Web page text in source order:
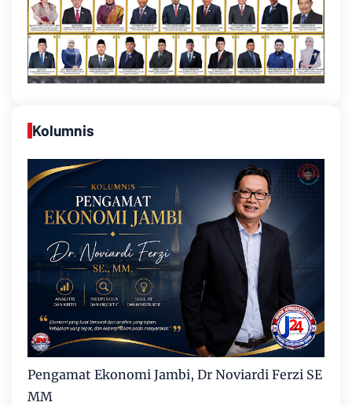
Kolumnis
Pengamat Ekonomi Jambi, Dr Noviardi Ferzi SE
MM